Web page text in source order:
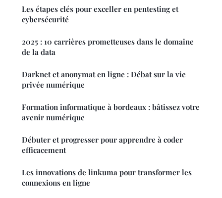
Les étapes clés pour exceller en pentesting et
cybersécurité
2025 : 10 carrières prometteuses dans le domaine
de la data
Darknet et anonymat en ligne : Débat sur la vie
privée numérique
Formation informatique à bordeaux : bâtissez votre
avenir numérique
Débuter et progresser pour apprendre à coder
efficacement
Les innovations de linkuma pour transformer les
connexions en ligne